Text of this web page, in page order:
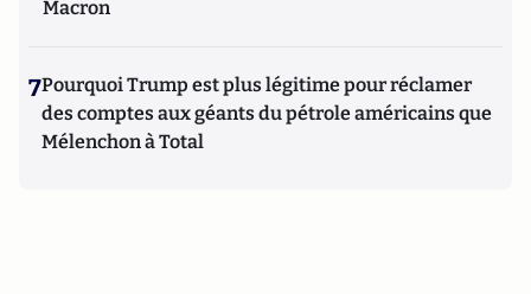
Macron
7Pourquoi Trump est plus légitime pour réclamer
des comptes aux géants du pétrole américains que
Mélenchon à Total